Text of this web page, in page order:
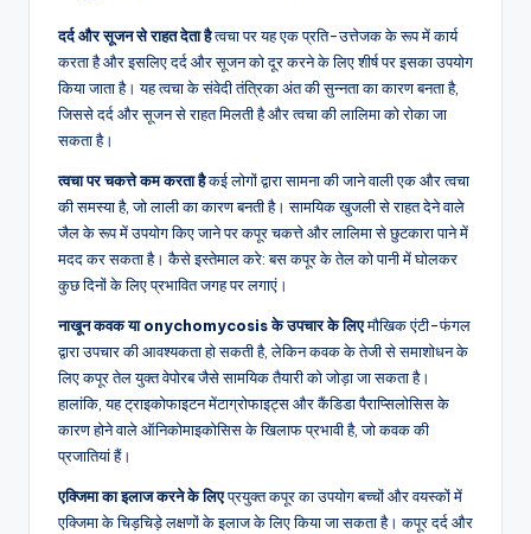
दर्द और सूजन से राहत देता हैत्वचा पर यह एक प्रति-उत्तेजक के रूप में कार्य
करता है और इसलिए दर्द और सूजन को दूर करने के लिए शीर्ष पर इसका उपयोग
किया जाता है। यह त्वचा के संवेदी तंत्रिका अंत की सुन्नता का कारण बनता है,
जिससे दर्द और सूजन से राहत मिलती है और त्वचा की लालिमा को रोका जा
सकता है।
त्वचा पर चकत्ते कम करता हैकई लोगों द्वारा सामना की जाने वाली एक और त्वचा
की समस्या है, जो लाली का कारण बनती है। सामयिक खुजली से राहत देने वाले
जैल के रूप में उपयोग किए जाने पर कपूर चकत्ते और लालिमा से छुटकारा पाने में
मदद कर सकता है। कैसे इस्तेमाल करे: बस कपूर के तेल को पानी में घोलकर
कुछ दिनों के लिए प्रभावित जगह पर लगाएं।
नाखून कवक या onychomycosis के उपचार के लिएमौखिक एंटी-फंगल
द्वारा उपचार की आवश्यकता हो सकती है, लेकिन कवक के तेजी से समाशोधन के
लिए कपूर तेल युक्त वेपोरब जैसे सामयिक तैयारी को जोड़ा जा सकता है।
हालांकि, यह ट्राइकोफाइटन मेंटाग्रोफाइट्स और कैंडिडा पैराप्सिलोसिस के
कारण होने वाले ऑनिकोमाइकोसिस के खिलाफ प्रभावी है, जो कवक की
प्रजातियां हैं।
एक्जिमा का इलाज करने के लिएप्रयुक्त कपूर का उपयोग बच्चों और वयस्कों में
एक्जिमा के चिड़चिड़े लक्षणों के इलाज के लिए किया जा सकता है। कपूर दर्द और